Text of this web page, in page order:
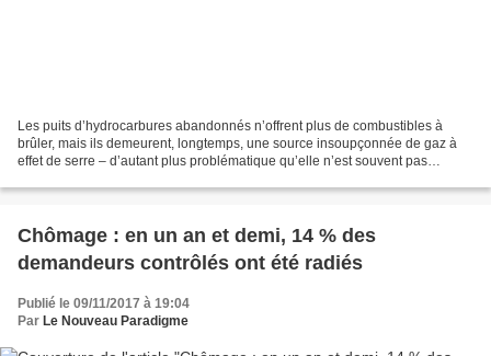
Les puits d’hydrocarbures abandonnés n’offrent plus de combustibles à
brûler, mais ils demeurent, longtemps, une source insoupçonnée de gaz à
effet de serre – d’autant plus problématique qu’elle n’est souvent pas
Chômage : en un an et demi, 14 % des
demandeurs contrôlés ont été radiés
Publié le 09/11/2017 à 19:04
Par Le Nouveau Paradigme